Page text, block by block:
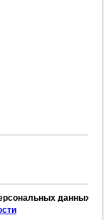
данных, в